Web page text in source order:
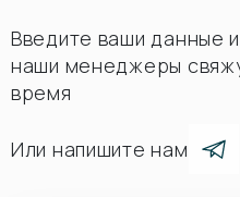
Введите ваши данные
наши менеджеры
время
Или напишите нам